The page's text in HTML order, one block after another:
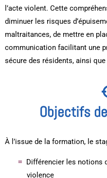
l’acte violent. Cette
diminuer les risques
maltraitances, de mettre en
communication facilitant une
sécure des résidents, ainsi
Objectifs
À l’issue de la formation, le
Différencier les notions
violence